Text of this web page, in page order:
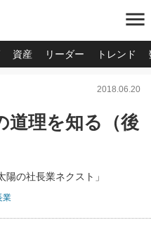
menu
資産 リーダー トレンド
2018.06.20
理を知る（後
の社長業ネクスト」
業